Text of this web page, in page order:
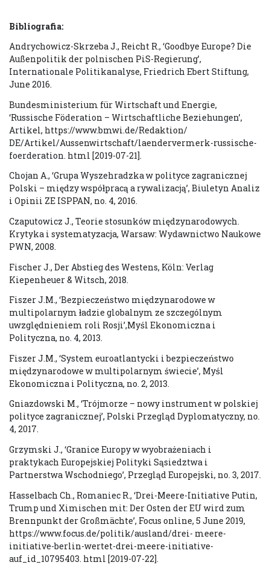
Bibliografia:
Andrychowicz-Skrzeba J., Reicht R., ‘Goodbye Europe? Die
Außenpolitik der polnischen PiS-Regierung’,
Internationale Politikanalyse, Friedrich Ebert Stiftung,
June 2016.
Bundesministerium für Wirtschaft und Energie,
‘Russische Föderation – Wirtschaftliche Beziehungen’,
Artikel, https://www.bmwi.de/Redaktion/
DE/Artikel/Aussenwirtschaft/laendervermerk-russische-
foerderation. html [2019-07-21].
Chojan A., ‘Grupa Wyszehradzka w polityce zagranicznej
Polski – między współpracą a rywalizacją’, Biuletyn Analiz
i Opinii ZE ISPPAN, no. 4, 2016.
Czaputowicz J., Teorie stosunków międzynarodowych.
Krytyka i systematyzacja, Warsaw: Wydawnictwo Naukowe
PWN, 2008.
Fischer J., Der Abstieg des Westens, Köln: Verlag
Kiepenheuer & Witsch, 2018.
Fiszer J.M., ‘Bezpieczeństwo międzynarodowe w
multipolarnym ładzie globalnym ze szczególnym
uwzględnieniem roli Rosji’,Myśl Ekonomiczna i
Polityczna, no. 4, 2013.
Fiszer J.M., ‘System euroatlantycki i bezpieczeństwo
międzynarodowe w multipolarnym świecie’, Myśl
Ekonomiczna i Polityczna, no. 2, 2013.
Gniazdowski M., ‘Trójmorze – nowy instrument w polskiej
polityce zagranicznej’, Polski Przegląd Dyplomatyczny, no.
4, 2017.
Grzymski J., ‘Granice Europy w wyobrażeniach i
praktykach Europejskiej Polityki Sąsiedztwa i
Partnerstwa Wschodniego’, Przegląd Europejski, no. 3, 2017.
Hasselbach Ch., Romaniec R., ‘Drei-Meere-Initiative Putin,
Trump und Ximischen mit: Der Osten der EU wird zum
Brennpunkt der Großmächte’, Focus online, 5 June 2019,
https://www.focus.de/politik/ausland/drei- meere-
initiative-berlin-wertet-drei-meere-initiative-
auf_id_10795403. html [2019-07-22].